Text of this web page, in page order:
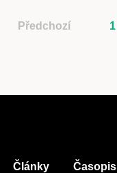
Předchozí 1
Články Časopis